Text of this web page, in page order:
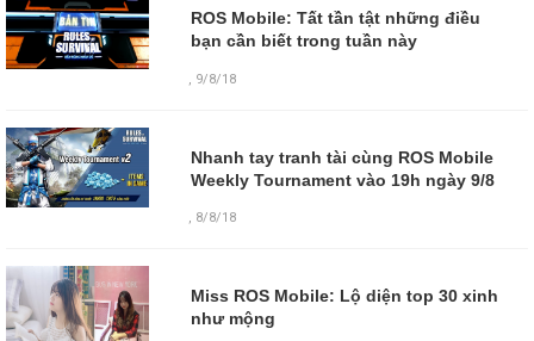
ROS Mobile: Tất tần tật những điều
bạn cần biết trong tuần này
9/8/18
Nhanh tay tranh tài cùng ROS Mobile
Weekly Tournament vào 19h ngày 9/8
, 8/8/18
Miss ROS Mobile: Lộ diện top 30 xinh
như mộng